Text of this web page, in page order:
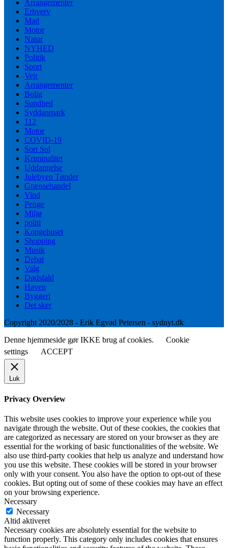
Arrangementer
Erhverv
Mad
Motor
Natur
NYHED
Politik
Sport
Vejr
Arrangementer
Bolig
Sundhed
Syddanmark
112
Motor
COVID-19
Sort Sol
Kriminalitet
Uddannelse
Julebyen Tønder
Grænsehandel
Vind
Penge
Miljø
politi
Kongehuset
Shopping
Musik
Debat
Valg
Dødsfald
Haven
Byggeri
Det sker
Copyright 2020/2028 - Erik Egvad Petersen - sydnyt.dk
Denne hjemmeside gør IKKE brug af cookies.
Cookie
settings
ACCEPT
Luk
Privacy Overview
This website uses cookies to improve your experience while you
navigate through the website. Out of these cookies, the cookies that
are categorized as necessary are stored on your browser as they are
essential for the working of basic functionalities of the website. We
also use third-party cookies that help us analyze and understand how
you use this website. These cookies will be stored in your browser
only with your consent. You also have the option to opt-out of these
cookies. But opting out of some of these cookies may have an effect
on your browsing experience.
Necessary
Necessary
Altid aktiveret
Necessary cookies are absolutely essential for the website to
function properly. This category only includes cookies that ensures